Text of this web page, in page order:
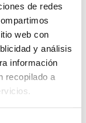
de redes
web con
y análisis
información
recopilado a